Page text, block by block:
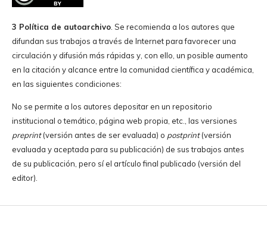
3 Política de autoarchivo. Se recomienda a los autores que
difundan sus trabajos a través de Internet para favorecer una
circulación y difusión más rápidas y, con ello, un posible aumento
en la citación y alcance entre la comunidad científica y académica,
en las siguientes condiciones:
No se permite a los autores depositar en un repositorio
institucional o temático, página web propia, etc., las versiones
preprint(versión antes de ser evaluada) o postprint(versión
evaluada y aceptada para su publicación) de sus trabajos antes
de su publicación, pero sí el artículo final publicado (versión del
editor).